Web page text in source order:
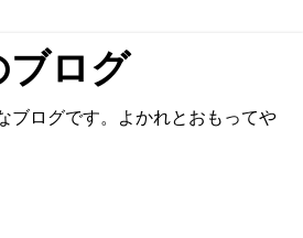
ブログ
ブログです。よかれとおもってや